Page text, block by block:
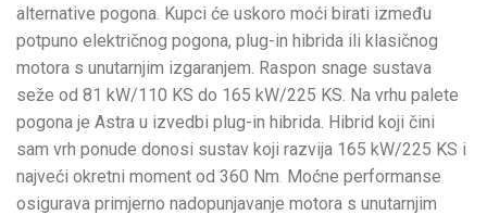
alternative pogona. Kupci će uskoro moći birati između
potpuno električnog pogona, plug-in hibrida ili klasičnog
motora s unutarnjim izgaranjem. Raspon snage sustava
seže od 81 kW/110 KS do 165 kW/225 KS. Na vrhu palete
pogona je Astra u izvedbi plug-in hibrida. Hibrid koji čini
sam vrh ponude donosi sustav koji razvija 165 kW/225 KS i
najveći okretni moment od 360 Nm Moćne performanse
osigurava primjerno nadopunjavanje motora s unutarnjim